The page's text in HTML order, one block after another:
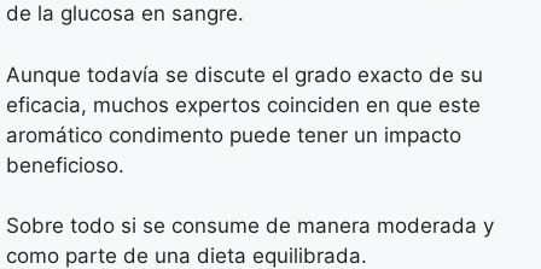
de la glucosa en sangre.
Aunque todavía se discute el grado exacto de su
eficacia, muchos expertos coinciden en que este
aromático condimento puede tener un impacto
beneficioso.
Sobre todo si se consume de manera moderada y
como parte de una dieta equilibrada.